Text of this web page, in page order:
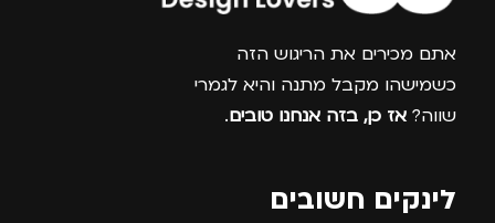
אתם מכירים את הריגוש הזה
כשמישהו מקבל מתנה והיא לגמרי
שווה? אז כן, בזה אנחנו טובים.
לינקים חשובים